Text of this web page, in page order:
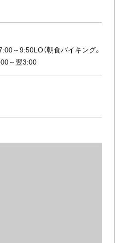
～9:50LO（朝食バイキング。
～翌3:00